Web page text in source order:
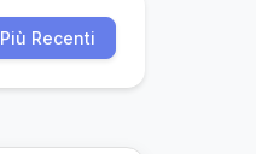
Più Recenti